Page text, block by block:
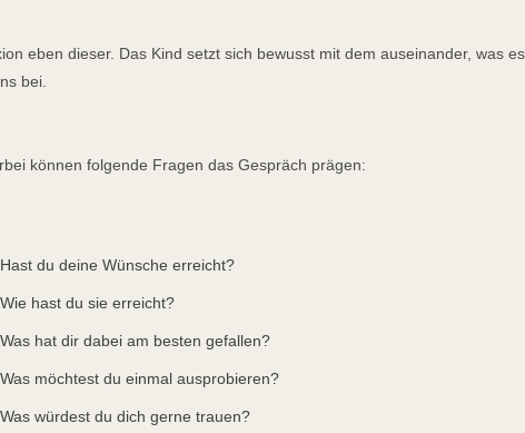
eben dieser. Das Kind setzt sich bewusst mit dem auseinander, was
bei.
können folgende Fragen das Gespräch prägen:
Hast du deine Wünsche erreicht?
Wie hast du sie erreicht?
Was hat dir dabei am besten gefallen?
Was möchtest du einmal ausprobieren?
Was würdest du dich gerne trauen?